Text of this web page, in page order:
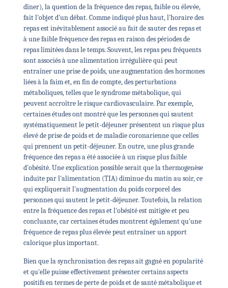
dîner), la question de la fréquence des repas, faible ou élevée,
fait l'objet d'un débat. Comme indiqué plus haut, l'horaire des
repas est inévitablement associé au fait de sauter des repas et
à une faible fréquence des repas en raison des périodes de
repas limitées dans le temps. Souvent, les repas peu fréquents
sont associés à une alimentation irrégulière qui peut
entraîner une prise de poids, une augmentation des hormones
liées à la faim et, en fin de compte, des perturbations
métaboliques, telles que le syndrome métabolique, qui
peuvent accroître le risque cardiovasculaire. Par exemple,
certaines études ont montré que les personnes qui sautent
systématiquement le petit-déjeuner présentent un risque plus
élevé de prise de poids et de maladie coronarienne que celles
qui prennent un petit-déjeuner. En outre, une plus grande
fréquence des repas a été associée à un risque plus faible
d'obésité. Une explication possible serait que la thermogenèse
induite par l'alimentation (TIA) diminue du matin au soir, ce
qui expliquerait l'augmentation du poids corporel des
personnes qui sautent le petit-déjeuner. Toutefois, la relation
entre la fréquence des repas et l'obésité est mitigée et peu
concluante, car certaines études montrent également qu'une
fréquence de repas plus élevée peut entraîner un apport
calorique plus important.
Bien que la synchronisation des repas ait gagné en popularité
et qu'elle puisse effectivement présenter certains aspects
positifs en termes de perte de poids et de santé métabolique et